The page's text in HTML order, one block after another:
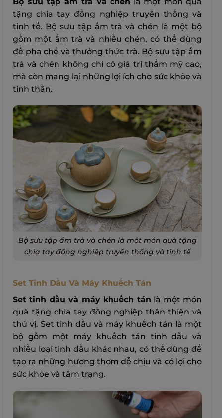
Bộ sưu tập ấm trà và chén là một món quà
tặng chia tay đồng nghiệp truyền thống và
tinh tế. Bộ sưu tập ấm trà và chén là một bộ
gồm một ấm trà và nhiều chén, có thể dùng
để pha chế và thưởng thức trà. Bộ sưu tập ấm
trà và chén không chỉ có giá trị thẩm mỹ cao,
mà còn mang lại những lợi ích cho sức khỏe và
tinh thần.
Bộ sưu tập ấm trà và chén là một món quà tặng
chia tay đồng nghiệp truyền thống và tinh tế
Set Tinh Dầu Và Máy Khuếch Tán
Set tinh dầu và máy khuếch tán là một món
quà tặng chia tay đồng nghiệp thân thiện và
thú vị. Set tinh dầu và máy khuếch tán là một
bộ gồm một máy khuếch tán tinh dầu và
nhiều loại tinh dầu khác nhau, có thể dùng để
tạo ra những hương thơm dễ chịu và có lợi cho
sức khỏe và tâm trạng.